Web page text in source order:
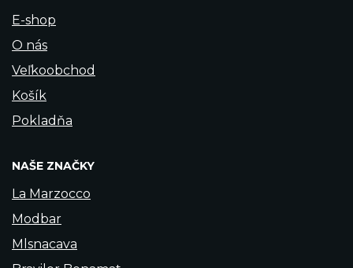
E-shop
O nás
Veľkoobchod
Košík
Pokladňa
NAŠE ZNAČKY
La Marzocco
Modbar
Mlsnacava